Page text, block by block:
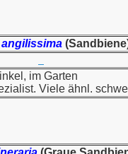
im Garten
Viele ähnl.